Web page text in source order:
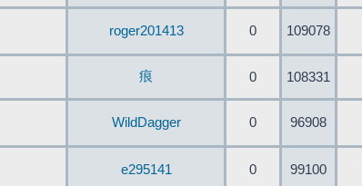
roger201413 0 109078
痕 0 108331
WildDagger 0 96908
e295141 0 99100